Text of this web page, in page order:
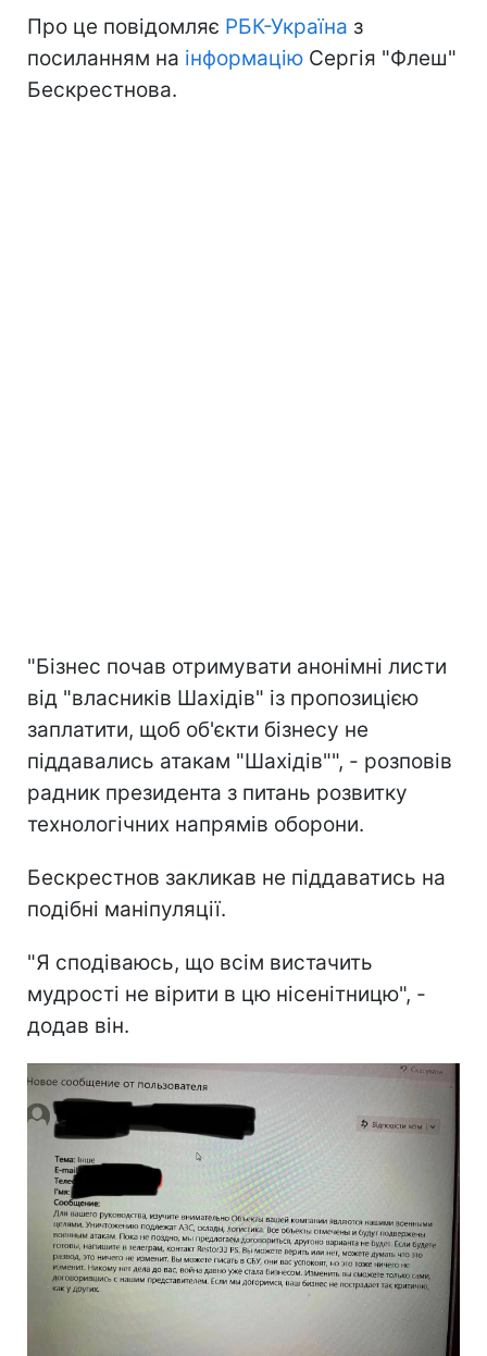
Про це повідомляє РБК-Україна з
посиланням на інформацію Сергія "Флеш"
Бескрестнова.
"Бізнес почав отримувати анонімні листи
від "власників Шахідів" із пропозицією
заплатити, щоб об'єкти бізнесу не
піддавались атакам "Шахідів"", - розповів
радник президента з питань розвитку
технологічних напрямів оборони.
Бескрестнов закликав не піддаватись на
подібні маніпуляції.
"Я сподіваюсь, що всім вистачить
мудрості не вірити в цю нісенітницю", -
додав він.